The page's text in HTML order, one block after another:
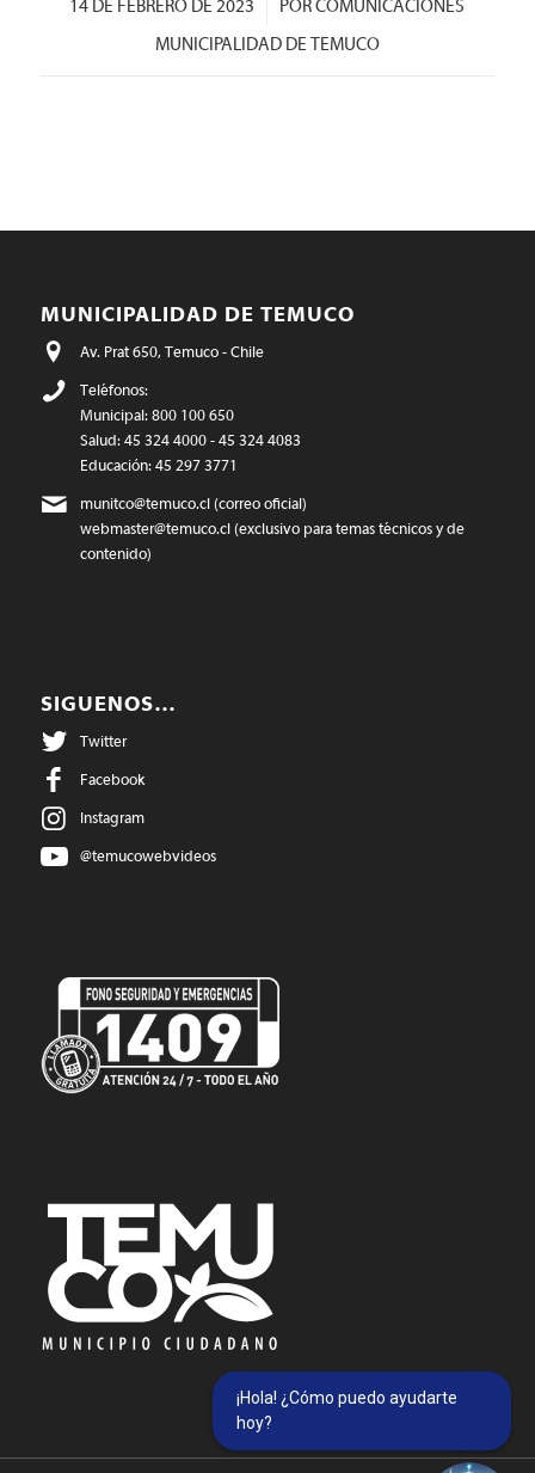
14 DE FEBRERO DE 2023
/ PORCOMUNICACIONES
MUNICIPALIDAD DE TEMUCO
MUNICIPALIDAD DE TEMUCO
Av. Prat 650, Temuco - Chile
Teléfonos:
Municipal: 800 100 650
Salud: 45 324 4000 - 45 324 4083
Educación: 45 297 3771
munitco@temuco.cl(correo oficial)
webmaster@temuco.cl(exclusivo para temas técnicos y de
contenido)
SIGUENOS…
Twitter
Facebook
Instagram
@temucowebvideos
¡Hola! ¿Cómo puedo ayudarte
hoy?